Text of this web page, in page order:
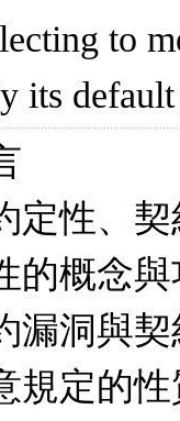
to
its
定性、
的概念
漏洞與
規定的性